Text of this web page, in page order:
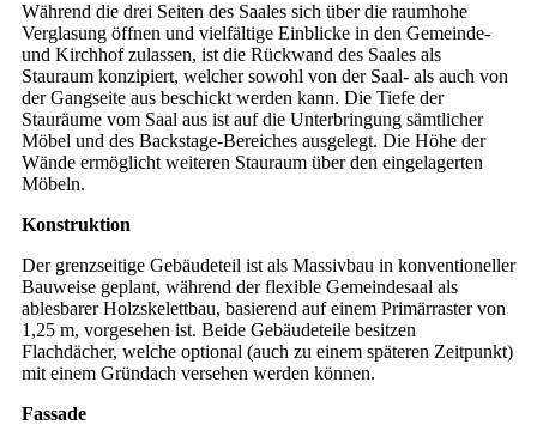
Während die drei Seiten des Saales sich über die raumhohe
Verglasung öffnen und vielfältige Einblicke in den Gemeinde-
und Kirchhof zulassen, ist die Rückwand des Saales als
Stauraum konzipiert, welcher sowohl von der Saal- als auch von
der Gangseite aus beschickt werden kann. Die Tiefe der
Stauräume vom Saal aus ist auf die Unterbringung sämtlicher
Möbel und des Backstage-Bereiches ausgelegt. Die Höhe der
Wände ermöglicht weiteren Stauraum über den eingelagerten
Möbeln.
Konstruktion
Der grenzseitige Gebäudeteil ist als Massivbau in konventioneller
Bauweise geplant, während der flexible Gemeindesaal als
ablesbarer Holzskelettbau, basierend auf einem Primärraster von
1,25 m, vorgesehen ist. Beide Gebäudeteile besitzen
Flachdächer, welche optional (auch zu einem späteren Zeitpunkt)
mit einem Gründach versehen werden können.
Fassade